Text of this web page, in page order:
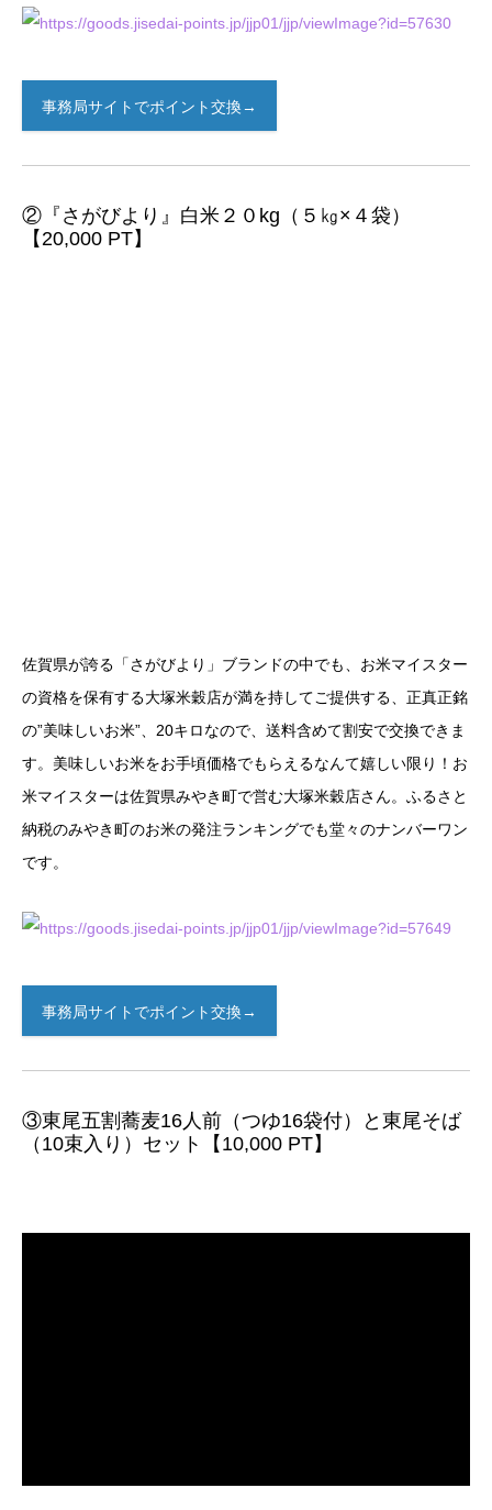
事務局サイトでポイント交換→
②『さがびより』白米２０kg（５㎏×４袋）
【20,000 PT】
佐賀県が誇る「さがびより」ブランドの中でも、お米マイスター
の資格を保有する大塚米穀店が満を持してご提供する、正真正銘
の”美味しいお米”、20キロなので、送料含めて割安で交換できま
す。美味しいお米をお手頃価格でもらえるなんて嬉しい限り！お
米マイスターは佐賀県みやき町で営む大塚米穀店さん。ふるさと
納税のみやき町のお米の発注ランキングでも堂々のナンバーワン
です。
事務局サイトでポイント交換→
③東尾五割蕎麦16人前（つゆ16袋付）と東尾そば
（10束入り）セット【10,000 PT】